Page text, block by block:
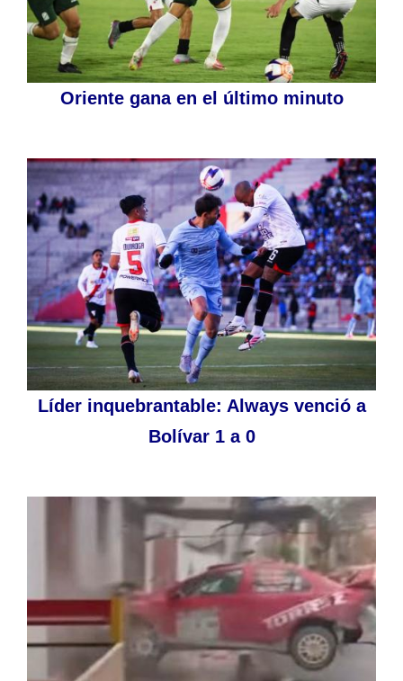
Oriente gana en el último minuto
Líder inquebrantable: Always venció a
Bolívar 1 a 0